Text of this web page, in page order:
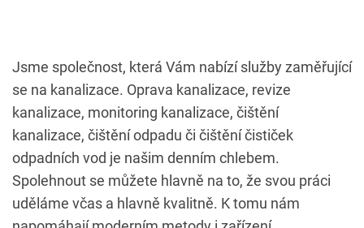
Jsme společnost, která Vám nabízí služby zaměřující
se na kanalizace. Oprava kanalizace, revize
kanalizace, monitoring kanalizace, čištění
kanalizace, čištění odpadu či čištění čističek
odpadních vod je našim denním chlebem.
Spolehnout se můžete hlavně na to, že svou práci
uděláme včas a hlavně kvalitně. K tomu nám